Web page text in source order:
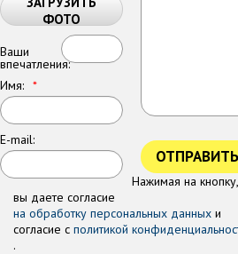
ФОТО
Ваши
впечатления:
Имя: *
E-mail:
Нажимая на кнопку,
вы даете согласие
на обработку персональных данных и
согласие с политикой
.